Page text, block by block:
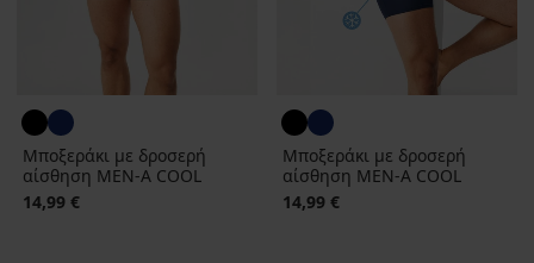
Μποξεράκι με δροσερή
αίσθηση MEN-A COOL
14,99 €
Μποξεράκι με δροσερή
αίσθηση MEN-A COOL
14,99 €